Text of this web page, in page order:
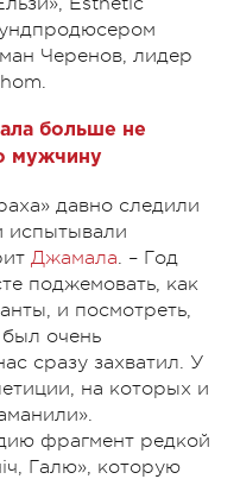
Черенов, лидер
больше не
мужчину
давно следили
испытывали
Джамала. – Год
поджемовать, как
и посмотреть,
был очень
сразу захватил. У
на которых и
фрагмент редкой
Галю», которую